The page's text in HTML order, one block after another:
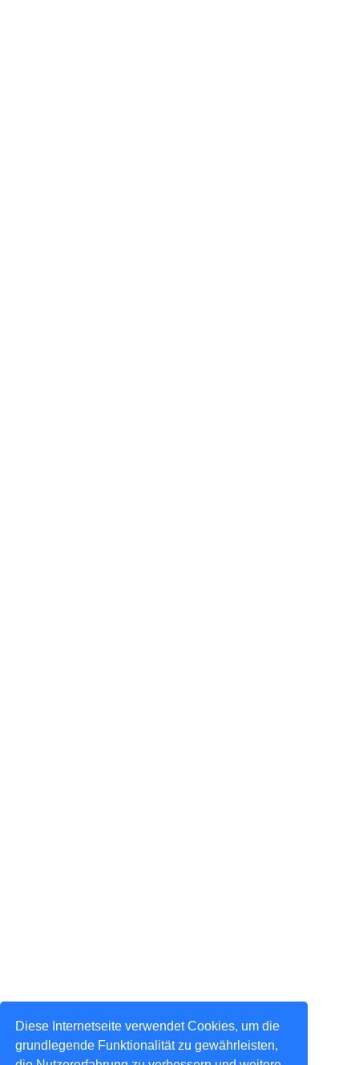
Diese Internetseite verwendet Cookies, um die
grundlegende Funktionalität zu gewährleisten,